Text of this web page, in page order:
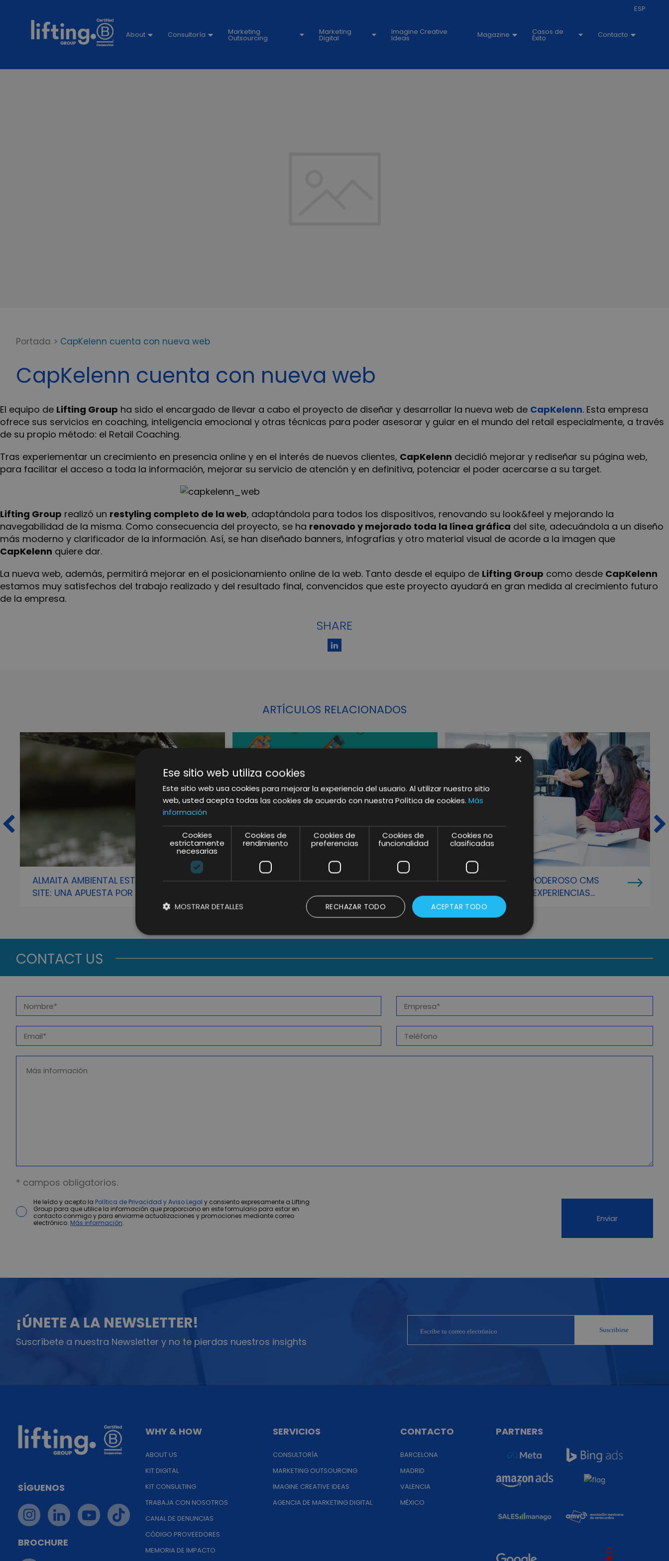
About Consultoría Marketing
Outsourcing
Marketing
Digital
Imagine Creative
Ideas Magazine Casos de
Éxito Contacto
ESP
Portada > CapKelenn cuenta con nueva web
CapKelenn cuenta con nueva web
El equipo de Lifting Group ha sido el encargado de llevar a cabo el proyecto de diseñar y desarrollar la nueva web de CapKelenn. Esta empresa
ofrece sus servicios en coaching, inteligencia emocional y otras técnicas para poder asesorar y guiar en el mundo del retail especialmente, a través
de su propio método: el Retail Coaching.
Tras experiementar un crecimiento en presencia online y en el interés de nuevos clientes, CapKelenn decidió mejorar y rediseñar su página web,
para facilitar el acceso a toda la información, mejorar su servicio de atención y en definitiva, potenciar el poder acercarse a su target.
Lifting Group realizó un restyling completo de la web, adaptándola para todos los dispositivos, renovando su look&feel y mejorando la
navegabilidad de la misma. Como consecuencia del proyecto, se ha renovado y mejorado toda la línea gráfica del site, adecuándola a un diseño
más moderno y clarificador de la información. Así, se han diseñado banners, infografías y otro material visual de acorde a la imagen que
CapKelenn quiere dar.
La nueva web, además, permitirá mejorar en el posicionamiento online de la web. Tanto desde el equipo de Lifting Group como desde CapKelenn
estamos muy satisfechos del trabajo realizado y del resultado final, convencidos que este proyecto ayudará en gran medida al crecimiento futuro
de la empresa.
SHARE
ARTÍCULOS RELACIONADOS
ALMAITA AMBIENTAL ESTRENA NUEVO
SITE: UNA APUESTA POR LA
DIGITALIZACIÓN EN LA GESTIÓN DE
EUROMADI CONFÍA EN LIFTING GROUP
PARA DISPARAR LA VISIBILIDAD DE SUS
MARCAS PROPIAS CON EL AMBICIOSO
PROYECTO GENTEAR
WORDPRESS: UN PODEROSO CMS
CAPAZ DE CREAR EXPERIENCIAS
PERSONALIZADAS
CONTACT US
* campos obligatorios.
He leído y acepto la Política de Privacidad y Aviso Legal y consiento expresamente a Lifting
Group para que utilice la información que proporciono en este formulario para estar en
contacto conmigo y para enviarme actualizaciones y promociones mediante correo
electrónico. Más información.
¡ÚNETE A LA NEWSLETTER!
Suscríbete a nuestra Newsletter y no te pierdas nuestros insights
SÍGUENOS
BROCHURE
WHY & HOW
ABOUT US
KIT DIGITAL
KIT CONSULTING
TRABAJA CON NOSOTROS
CANAL DE DENUNCIAS
CÓDIGO PROVEEDORES
MEMORIA DE IMPACTO
SERVICIOS
CONSULTORÍA
MARKETING OUTSOURCING
IMAGINE CREATIVE IDEAS
AGENCIA DE MARKETING DIGITAL
CONTACTO
BARCELONA
MADRID
VALENCIA
MÉXICO
PARTNERS
×
Ese sitio web utiliza cookies
Este sitio web usa cookies para mejorar la experiencia del usuario. Al utilizar nuestro sitio
web, usted acepta todas las cookies de acuerdo con nuestra Política de cookies. Más
información
Cookies
estrictamente
necesarias
Cookies de
rendimiento
Cookies de
preferencias
Cookies de
funcionalidad
Cookies no
clasificadas
ACEPTAR TODO
RECHAZAR TODO
MOSTRAR DETALLES